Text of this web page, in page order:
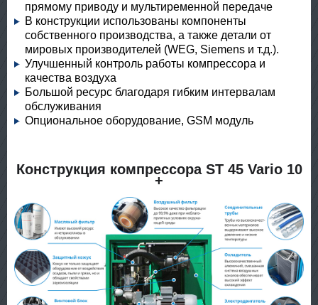
прямому приводу и мультиременной передаче
В конструкции использованы компоненты
собственного производства, а также детали от
мировых производителей (WEG, Siemens и т.д.).
Улучшенный контроль работы компрессора и
качества воздуха
Большой ресурс благодаря гибким интервалам
обслуживания
Опциональное оборудование, GSM модуль
Конструкция компрессора ST 45 Vario 10
+